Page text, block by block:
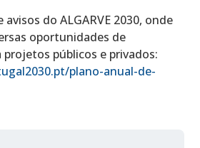
do ALGARVE 2030, onde
oportunidades de
públicos e privados:
plano-anual-de-